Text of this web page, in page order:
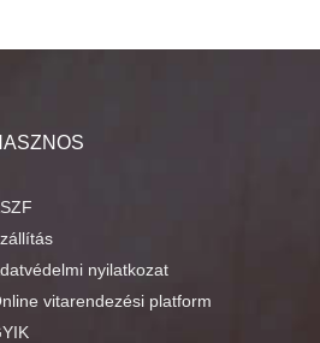
nyilatkozat
vitarendezési platform